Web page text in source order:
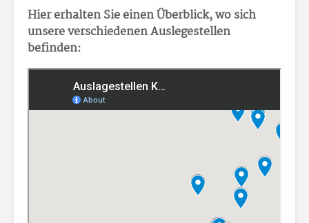
Hier erhalten Sie einen Überblick, wo sich
unsere verschiedenen Auslegestellen
befinden: